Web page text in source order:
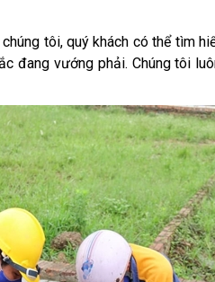
tôi, quý khách có thể tìm
đang vướng phải. Chúng tôi